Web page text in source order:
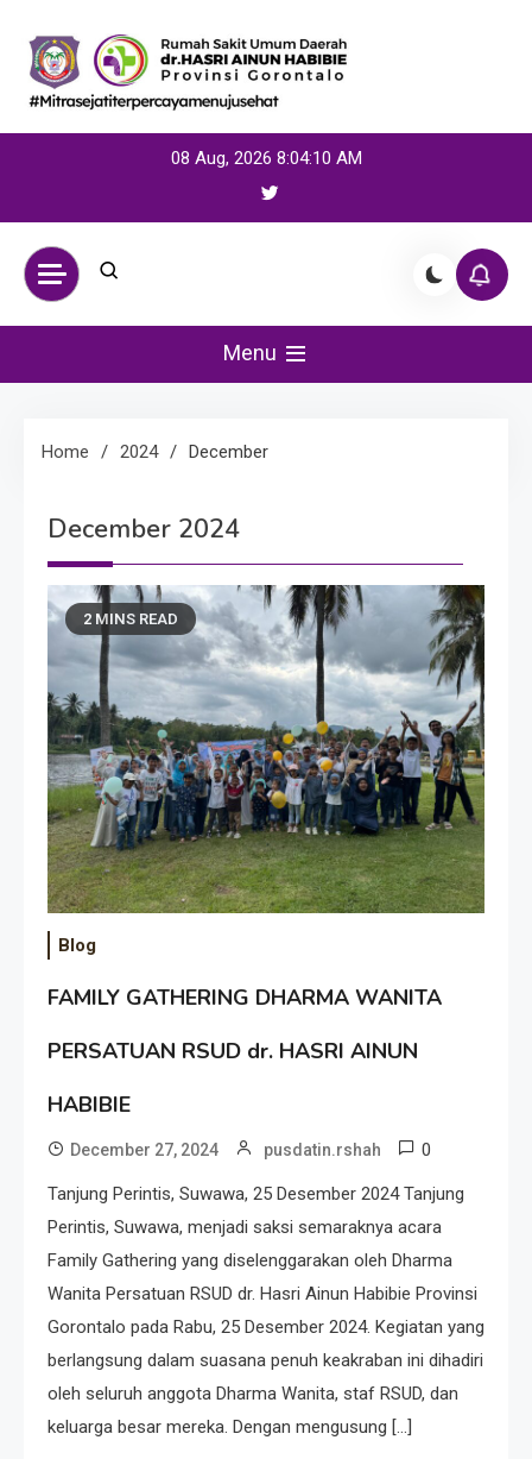
content
08 Aug, 2026 8:04:11 AM
Menu
Home 2024 December
December 2024
2 MINS READ
Blog
FAMILY GATHERING DHARMA WANITA
PERSATUAN RSUD dr. HASRI AINUN
HABIBIE
December 27, 2024 pusdatin.rshah 0
Tanjung Perintis, Suwawa, 25 Desember 2024 Tanjung
Perintis, Suwawa, menjadi saksi semaraknya acara
Family Gathering yang diselenggarakan oleh Dharma
Wanita Persatuan RSUD dr. Hasri Ainun Habibie Provinsi
Gorontalo pada Rabu, 25 Desember 2024. Kegiatan yang
berlangsung dalam suasana penuh keakraban ini dihadiri
oleh seluruh anggota Dharma Wanita, staf RSUD, dan
keluarga besar mereka. Dengan mengusung […]